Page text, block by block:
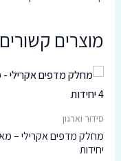
מוצרים קשורים
סידור וארגון
יחידות